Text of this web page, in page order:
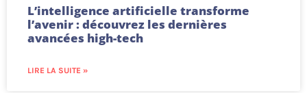
L’intelligence artificielle transforme
l’avenir : découvrez les dernières
avancées high-tech
LIRE LA SUITE »